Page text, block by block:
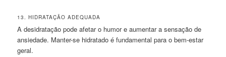
13. HIDRATAÇÃO ADEQUADA
A desidratação pode afetar o humor e aumentar a sensação de
ansiedade. Manter-se hidratado é fundamental para o bem-estar
geral.